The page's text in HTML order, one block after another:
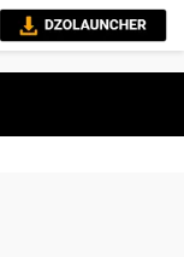
Neon Punk